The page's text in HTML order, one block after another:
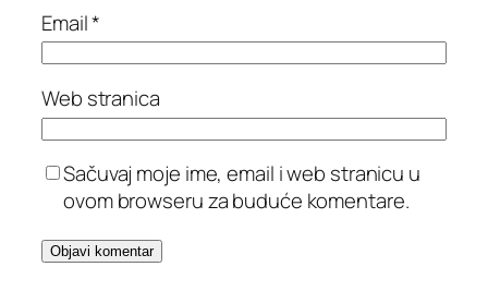
Email*
Web stranica
Sačuvaj moje ime, email i web stranicu u
ovom browseru za buduće komentare.